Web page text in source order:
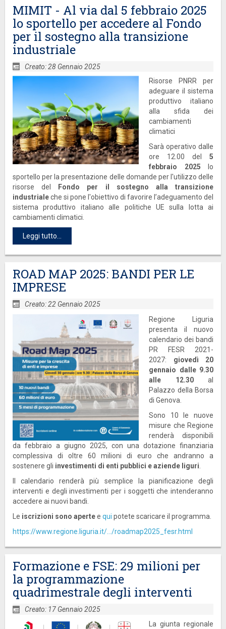
MIMIT - Al via dal 5 febbraio 2025
lo sportello per accedere al Fondo
per il sostegno alla transizione
industriale
Creato: 28 Gennaio 2025
Risorse PNRR per
adeguare il sistema
produttivo italiano
alla sfida dei
cambiamenti
climatici
Sarà operativo dalle
ore 12.00 del 5
febbraio 2025 lo
sportello per la presentazione delle domande per l'utilizzo delle
risorse del
Fondo per il sostegno alla transizione
industrialeche si pone l'obiettivo di favorire l’adeguamento del
sistema produttivo italiano alle politiche UE sulla lotta ai
cambiamenti climatici.
Leggi tutto...
ROAD MAP 2025: BANDI PER LE
IMPRESE
Creato: 22 Gennaio 2025
Regione Liguria
presenta il nuovo
calendario dei bandi
PR FESR 2021-
2027: giovedì 20
gennaio dalle 9.30
alle 12.30al
Palazzo della Borsa
di Genova.
Sono 10 le nuove
misure che Regione
renderà disponibili
da febbraio a giugno 2025, con una dotazione finanziaria
complessiva di oltre 60 milioni di euro che andranno a
sostenere gli investimenti di enti pubblici e aziende liguri.
Il calendario renderà più semplice la pianificazione degli
interventi e degli investimenti per i soggetti che intenderanno
accedere ai nuovi bandi.
Le iscrizioni sono apertee qui potete scaricare il programma.
https://www.regione.liguria.it/.../roadmap2025_fesr.html
Formazione e FSE: 29 milioni per
la programmazione
quadrimestrale degli interventi
Creato: 17 Gennaio 2025
La giunta regionale